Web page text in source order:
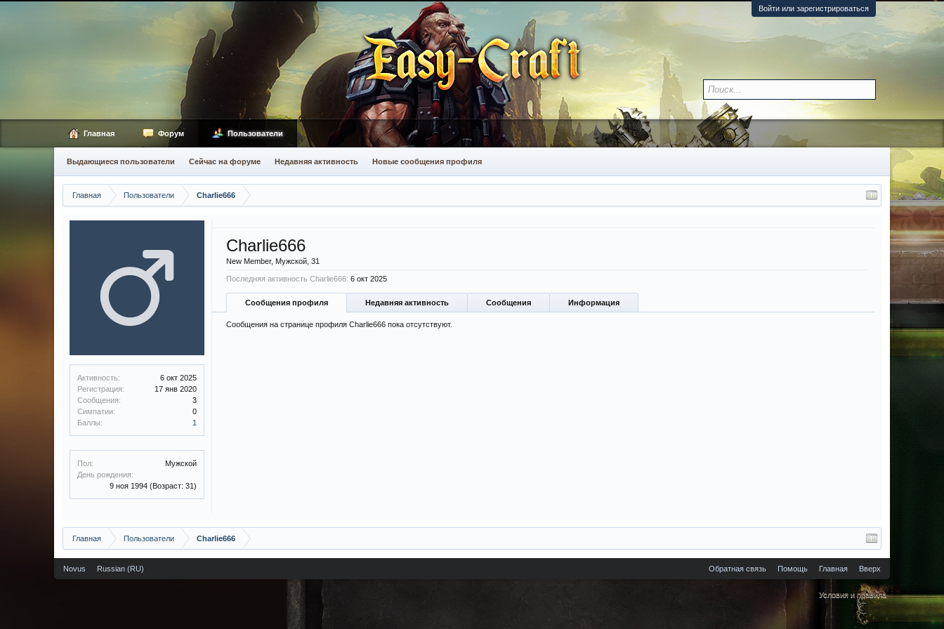
Войти или зарегистрироваться
Главная Пользователи Charlie666
Активность:
6 окт 2025
Регистрация:
17 янв 2020
Сообщения:
3
Симпатии:
0
Баллы:
1
Пол:
Мужской
День рождения:
9 ноя 1994 (Возраст: 31)
Charlie666
New Member, Мужской, 31
Последняя активность Charlie666: 6 окт 2025
Сообщения профиля Недавняя активность Сообщения Информация
Сообщения на странице профиля Charlie666 пока отсутствуют.
Главная Пользователи Charlie666
Главная Форум Пользователи
Выдающиеся пользователи Сейчас на форуме Недавняя активность Новые сообщения профиля
Novus Russian (RU) Обратная связь Помощь Главная Вверх
Условия и правила